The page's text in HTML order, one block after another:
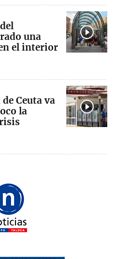
una
el interior
Ceuta va
la